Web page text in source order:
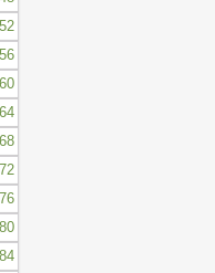
52
56
60
64
68
72
76
80
84